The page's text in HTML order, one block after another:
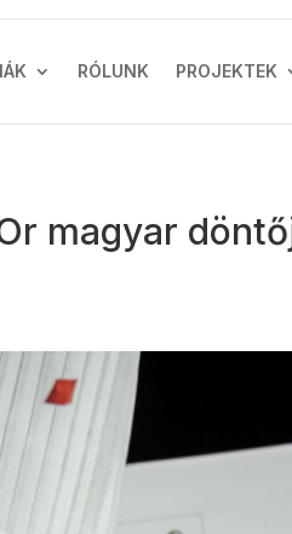
RÓLUNK PROJEKTEK
magyar